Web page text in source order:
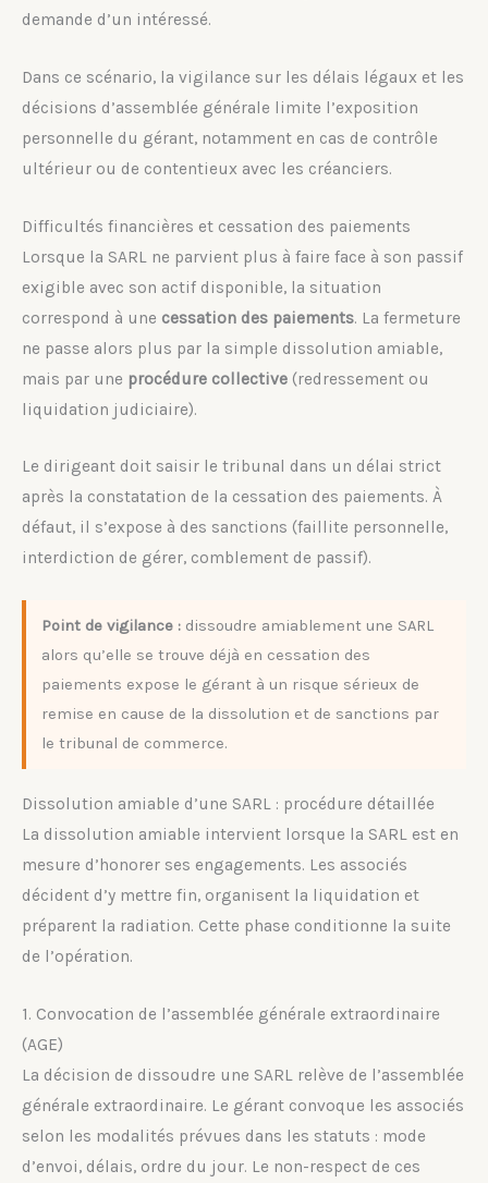
demande d’un intéressé.
Dans ce scénario, la vigilance sur les délais légaux et les
décisions d’assemblée générale limite l’exposition
personnelle du gérant, notamment en cas de contrôle
ultérieur ou de contentieux avec les créanciers.
Difficultés financières et cessation des paiements
Lorsque la SARL ne parvient plus à faire face à son passif
exigible avec son actif disponible, la situation
correspond à une cessation des paiements. La fermeture
ne passe alors plus par la simple dissolution amiable,
mais par une procédure collective (redressement ou
liquidation judiciaire).
Le dirigeant doit saisir le tribunal dans un délai strict
après la constatation de la cessation des paiements. À
défaut, il s’expose à des sanctions (faillite personnelle,
interdiction de gérer, comblement de passif).
Point de vigilance : dissoudre amiablement une SARL
alors qu’elle se trouve déjà en cessation des
paiements expose le gérant à un risque sérieux de
remise en cause de la dissolution et de sanctions par
le tribunal de commerce.
Dissolution amiable d’une SARL : procédure détaillée
La dissolution amiable intervient lorsque la SARL est en
mesure d’honorer ses engagements. Les associés
décident d’y mettre fin, organisent la liquidation et
préparent la radiation. Cette phase conditionne la suite
de l’opération.
1. Convocation de l’assemblée générale extraordinaire
(AGE)
La décision de dissoudre une SARL relève de l’assemblée
générale extraordinaire. Le gérant convoque les associés
selon les modalités prévues dans les statuts : mode
d’envoi, délais, ordre du jour. Le non-respect de ces